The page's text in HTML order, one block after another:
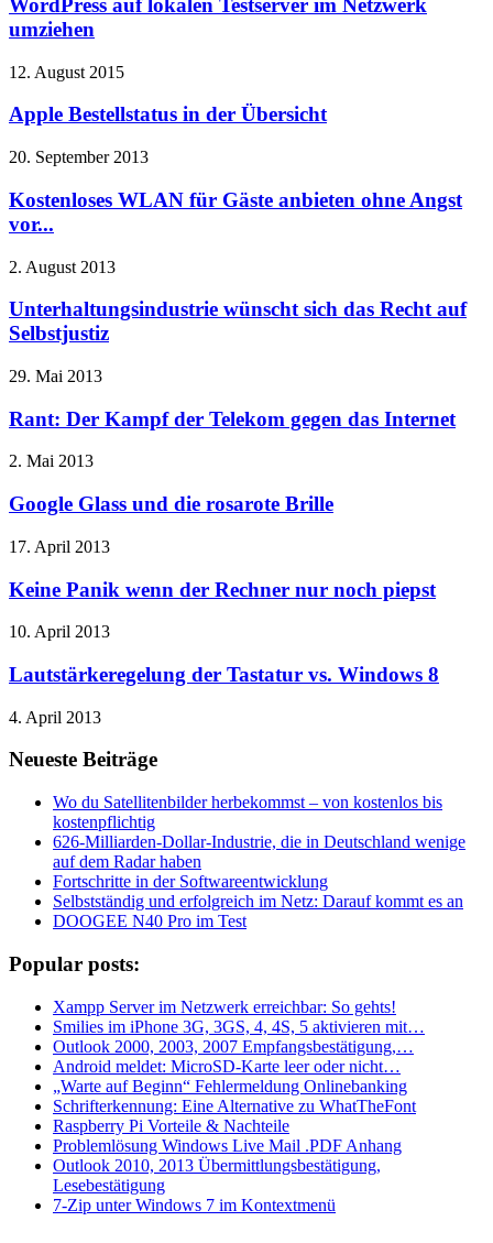
WordPress auf lokalen Testserver im Netzwerk
umziehen
12. August 2015
Apple Bestellstatus in der Übersicht
20. September 2013
Kostenloses WLAN für Gäste anbieten ohne Angst
vor...
2. August 2013
Unterhaltungsindustrie wünscht sich das Recht auf
Selbstjustiz
29. Mai 2013
Rant: Der Kampf der Telekom gegen das Internet
2. Mai 2013
Google Glass und die rosarote Brille
17. April 2013
Keine Panik wenn der Rechner nur noch piepst
10. April 2013
Lautstärkeregelung der Tastatur vs. Windows 8
4. April 2013
Neueste Beiträge
Wo du Satellitenbilder herbekommst – von kostenlos bis
kostenpflichtig
626-Milliarden-Dollar-Industrie, die in Deutschland wenige
auf dem Radar haben
Fortschritte in der Softwareentwicklung
Selbstständig und erfolgreich im Netz: Darauf kommt es an
DOOGEE N40 Pro im Test
Popular posts:
Xampp Server im Netzwerk erreichbar: So gehts!
Smilies im iPhone 3G, 3GS, 4, 4S, 5 aktivieren mit…
Outlook 2000, 2003, 2007 Empfangsbestätigung,…
Android meldet: MicroSD-Karte leer oder nicht…
„Warte auf Beginn“ Fehlermeldung Onlinebanking
Schrifterkennung: Eine Alternative zu WhatTheFont
Raspberry Pi Vorteile & Nachteile
Problemlösung Windows Live Mail .PDF Anhang
Outlook 2010, 2013 Übermittlungsbestätigung,
Lesebestätigung
7-Zip unter Windows 7 im Kontextmenü